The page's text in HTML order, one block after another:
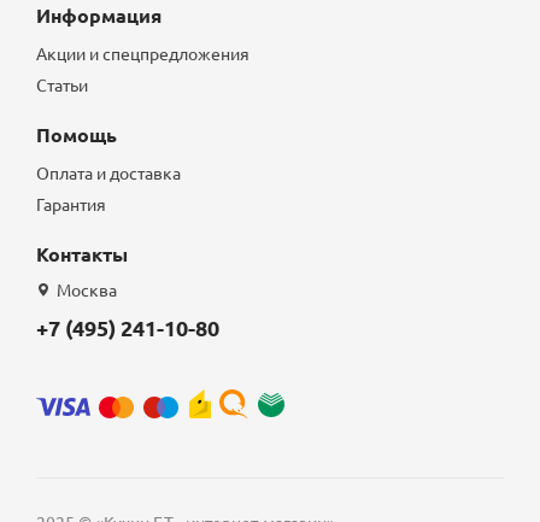
Информация
Акции и спецпредложения
Статьи
Помощь
Оплата и доставка
Гарантия
Контакты
Москва
+7 (495) 241-10-80